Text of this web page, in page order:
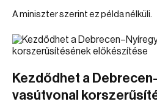
A miniszter szerint ez példa nélküli.
Kezdődhet a
vasútvonal